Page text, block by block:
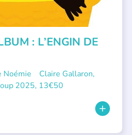
: L’ENGIN DE
Noémie Claire Gallaron,
2025, 13€50